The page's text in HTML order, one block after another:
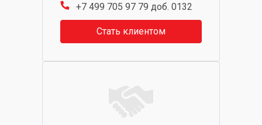
+7 499 705 97 79 доб. 0132
Стать клиентом